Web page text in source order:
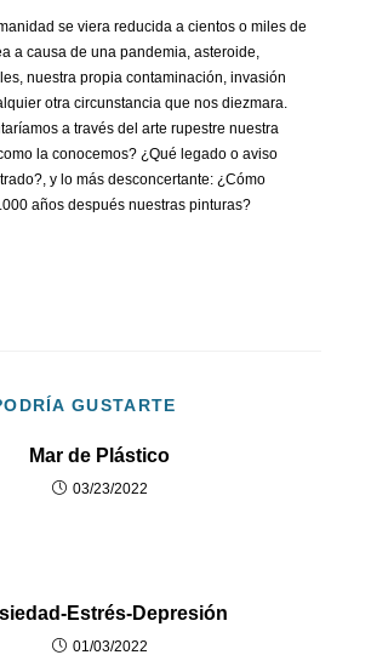
se viera reducida a cientos o miles de
a causa de una pandemia, asteroide,
nuestra propia contaminación, invasión
otra circunstancia que nos diezmara.
a través del arte rupestre nuestra
la conocemos? ¿Qué legado o aviso
y lo más desconcertante: ¿Cómo
años después nuestras pinturas?
GUSTARTE
Mar de Plástico
03/23/2022
Estrés-Depresión
01/03/2022